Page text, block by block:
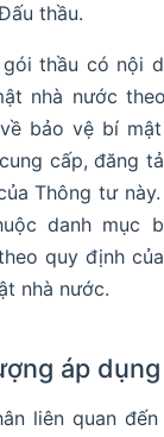
thầu.
thầu có nội
nhà nước
bảo vệ bí
cấp, đăng
Thông tư
danh mục
quy định
nhà nước.
áp dụng
liên quan